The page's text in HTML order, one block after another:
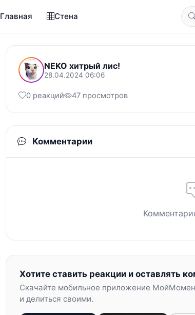
Главная Стена
NEKO хитрый лис!
28.04.2024 06:06
0 реакций 47 просмотров
Комментарии
Хотите ставить реакции и оставлять
Скачайте мобильное приложение
и делиться своими.